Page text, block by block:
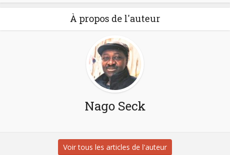
À propos de l'auteur
Nago Seck
Voir tous les articles de l'auteur